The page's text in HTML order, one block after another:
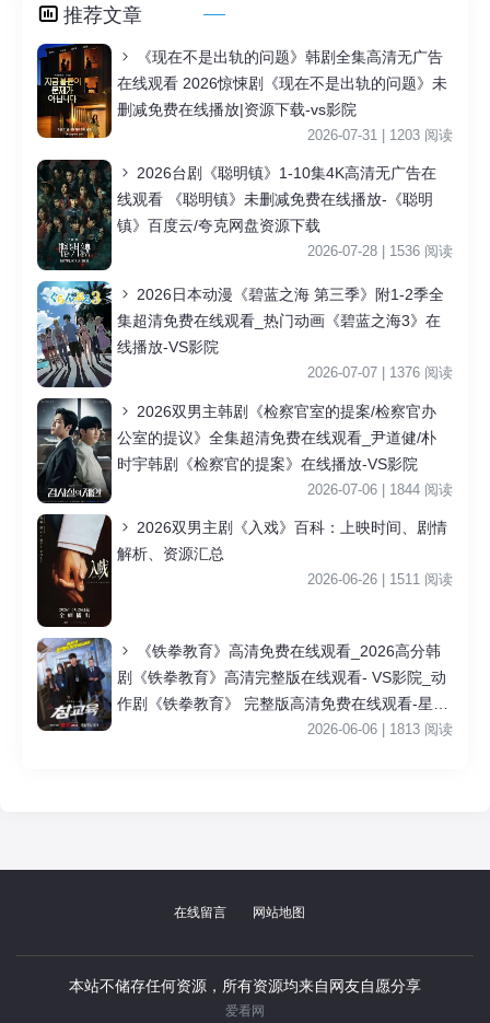
推荐文章
《现在不是出轨的问题》韩剧全集高清无广告
在线观看 2026惊悚剧《现在不是出轨的问题》未
删减免费在线播放|资源下载-vs影院
2026-07-31 | 1203 阅读
2026台剧《聪明镇》1-10集4K高清无广告在
线观看 《聪明镇》未删减免费在线播放-《聪明
镇》百度云/夸克网盘资源下载
2026-07-28 | 1536 阅读
2026日本动漫《碧蓝之海 第三季》附1-2季全
集超清免费在线观看_热门动画《碧蓝之海3》在
线播放-VS影院
2026-07-07 | 1376 阅读
2026双男主韩剧《检察官室的提案/检察官办
公室的提议》全集超清免费在线观看_尹道健/朴
时宇韩剧《检察官的提案》在线播放-VS影院
2026-07-06 | 1844 阅读
2026双男主剧《入戏》百科：上映时间、剧情
解析、资源汇总
2026-06-26 | 1511 阅读
《铁拳教育》高清免费在线观看_2026高分韩
剧《铁拳教育》高清完整版在线观看- VS影院_动
作剧《铁拳教育》 完整版高清免费在线观看-星空
影院李星民主演《铁拳教育》无广告_VS影视
2026-06-06 | 1813 阅读
在线留言 网站地图
本站不储存任何资源，所有资源均来自网友自愿分享
爱看网